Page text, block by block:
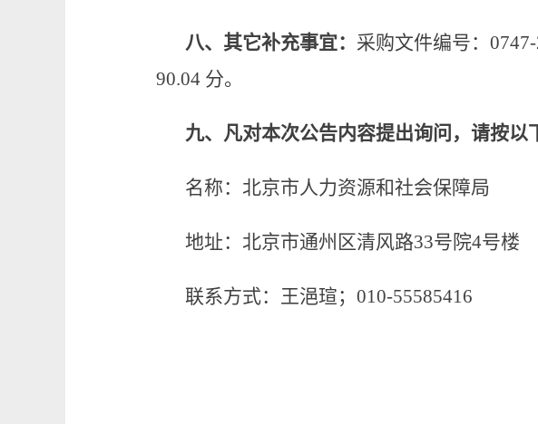
八、其它补充事宜： 采购文件编号：
90.04 分。
九、凡对本次公告内容提出询问，请按以
名称：北京市人力资源和社会保障局
地址：北京市通州区清风路33号院4号楼
联系方式：王浥瑄； 010-55585416